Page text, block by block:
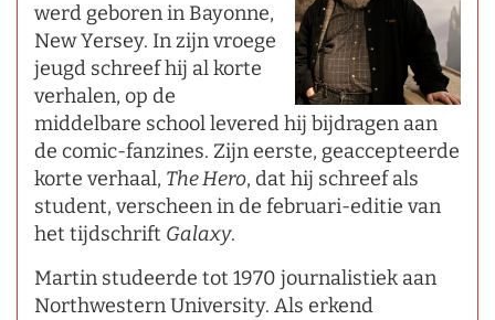
werd geboren in Bayonne,
New Yersey. In zijn vroege
jeugd schreef hij al korte
verhalen, op de
middelbare school levered hij bijdragen aan
de comic-fanzines. Zijn eerste, geaccepteerde
korte verhaal, The Hero, dat hij schreef als
student, verscheen in de februari-editie van
het tijdschrift Galaxy.
Martin studeerde tot 1970 journalistiek aan
Northwestern University. Als erkend